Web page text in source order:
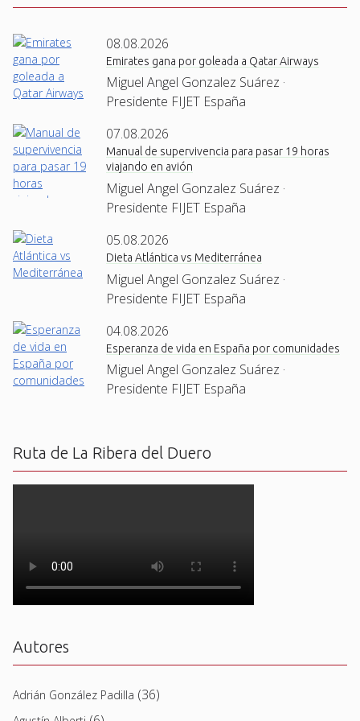
08.08.2026
Emirates gana por goleada a Qatar Airways
Miguel Angel Gonzalez Suárez ·
Presidente FIJET España
07.08.2026
Manual de supervivencia para pasar 19 horas
viajando en avión
Miguel Angel Gonzalez Suárez ·
Presidente FIJET España
05.08.2026
Dieta Atlántica vs Mediterránea
Miguel Angel Gonzalez Suárez ·
Presidente FIJET España
04.08.2026
Esperanza de vida en España por comunidades
Miguel Angel Gonzalez Suárez ·
Presidente FIJET España
Ruta de La Ribera del Duero
Autores
Adrián González Padilla (36)